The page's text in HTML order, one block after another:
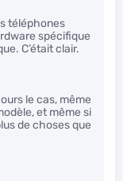
téléphones
spécifique
C’était clair.
le cas, même
et même si
de choses que